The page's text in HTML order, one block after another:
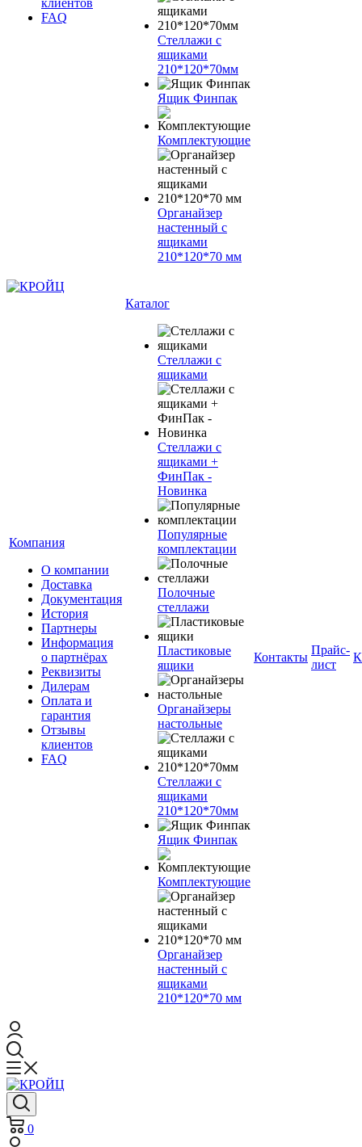
клиентов
FAQ
Стеллажи с
ящиками
210*120*70мм
Ящик Финпак
Комплектующие
Органайзер
настенный с
ящиками
210*120*70 мм
Компания
О компании
Доставка
Документация
История
Партнеры
Информация
о партнёрах
Реквизиты
Дилерам
Оплата и
гарантия
Отзывы
клиентов
FAQ
Каталог
Стеллажи с
ящиками
Стеллажи с
ящиками +
ФинПак -
Новинка
Популярные
комплектации
Полочные
стеллажи
Пластиковые
ящики
Органайзеры
настольные
Стеллажи с
ящиками
210*120*70мм
Ящик Финпак
Комплектующие
Органайзер
настенный с
ящиками
210*120*70 мм
Контакты
Прайс-
лист
0